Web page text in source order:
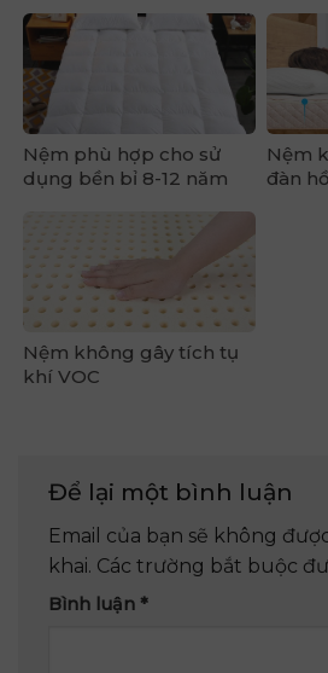
Nệm phù hợp cho sử
dụng bền bỉ 8-12 năm
Nệm
đàn
Nệm không gây tích tụ
khí VOC
Để lại một bình luận
Email của bạn sẽ không
khai. Các trường bắt buộc
Bình luận *